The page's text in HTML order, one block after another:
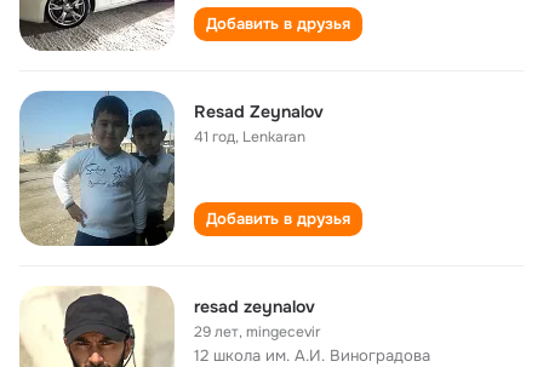
Добавить в друзья
Resad Zeynalov
41 год, Lenkaran
Добавить в друзья
resad zeynalov
29 лет,mingecevir
12 школа им. А.И. Виноградова